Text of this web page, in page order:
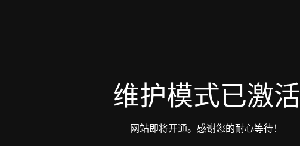
维护模式已激活
网站即将开通。感谢您的耐心等待！